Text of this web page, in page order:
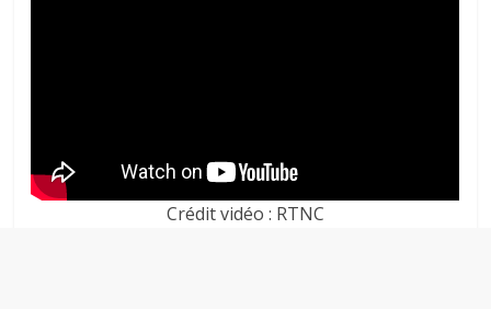
Crédit vidéo : RTNC